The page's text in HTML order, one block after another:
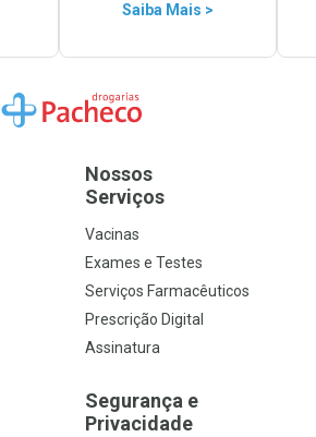
Saiba Mais >
Ir para a Home
Nossos
Serviços
Vacinas
Exames e Testes
Serviços Farmacêuticos
Prescrição Digital
Assinatura
Segurança e
Privacidade